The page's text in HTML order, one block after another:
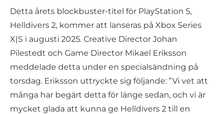
Detta årets blockbuster-titel för PlayStation 5,
Helldivers 2, kommer att lanseras på Xbox Series
X|S i augusti 2025. Creative Director Johan
Pilestedt och Game Director Mikael Eriksson
meddelade detta under en specialsändning på
torsdag. Eriksson uttryckte sig följande: ”Vi vet att
många har begärt detta för länge sedan, och vi är
mycket glada att kunna ge Helldivers 2 till en